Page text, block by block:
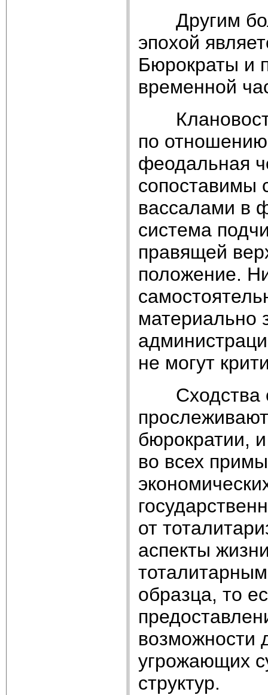
Другим
эпохой
Бюрократы и
временной
Клановость
по отношению
феодальная
сопоставимы
вассалами в
система
правящей
положение.
материально
не могут
Сходства с
бюрократии,
во всех
от
аспекты
образца, то
возможности
угрожающих
структур.